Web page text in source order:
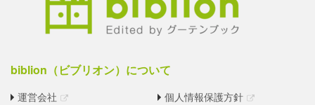
biblion（ビブリオン）について
運営会社 個人情報保護方針